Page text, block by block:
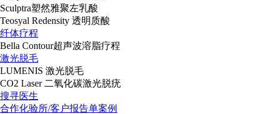
Sculptra塑然雅聚左乳酸
Teosyal Redensity 透明质酸
纤体疗程
Bella Contour超声波溶脂疗程
激光脱毛
LUMENIS 激光脱毛
CO2 Laser 二氧化碳激光脱疣
搜寻医生
合作化验所/客户报告单案例